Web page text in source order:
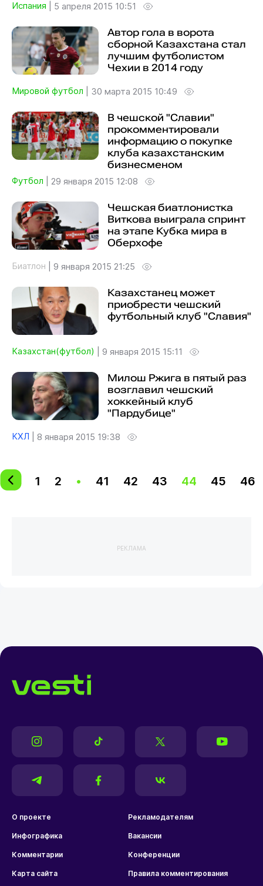
Испания 5 апреля 2015 10:51
Автор гола в ворота
сборной Казахстана стал
лучшим футболистом
Чехии в 2014 году
Мировой футбол 30 марта 2015 10:49
В чешской "Славии"
прокомментировали
информацию о покупке
клуба казахстанским
бизнесменом
Футбол 29 января 2015 12:08
Чешская биатлонистка
Виткова выиграла спринт
на этапе Кубка мира в
Оберхофе
Биатлон 9 января 2015 21:25
Казахстанец может
приобрести чешский
футбольный клуб "Славия"
Казахстан(футбол) 9 января 2015 15:11
Милош Ржига в пятый раз
возглавил чешский
хоккейный клуб
"Пардубице"
КХЛ 8 января 2015 19:38
1 2 • 41 42 43 44 45 46
РЕКЛАМА
О проекте Рекламодателям
Инфографика Вакансии
Комментарии Конференции
Карта сайта Правила комментирования